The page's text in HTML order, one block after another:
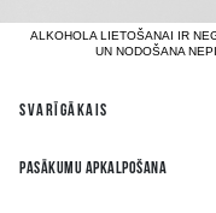
ALKOHOLA LIETOŠANAI IR
UN NODOŠANA
SVARĪGĀKAIS
PASĀKUMU APKALPOŠANA